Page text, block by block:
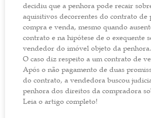
decidiu que a penhora pode recair
aquisitivos decorrentes do contrato de
compra e venda, mesmo quando
contrato e na hipótese de o exequente
vendedor do imóvel objeto da penhora.
O caso diz respeito a um contrato de
Após o não pagamento de duas
do contrato, a vendedora buscou
penhora dos direitos da compradora
Leia o artigo completo!